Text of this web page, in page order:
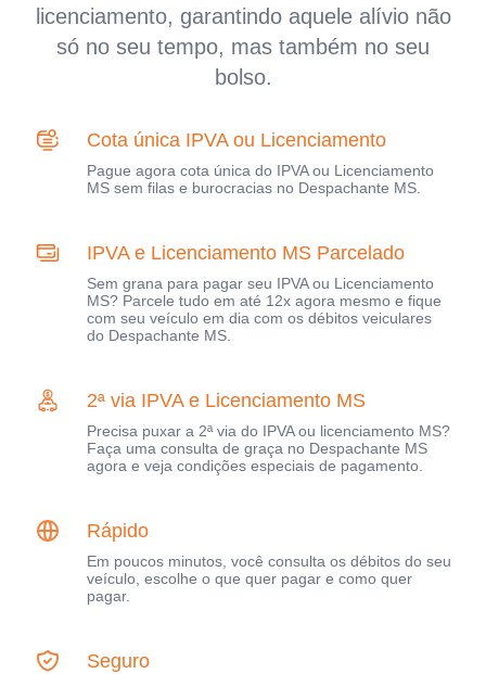
licenciamento, garantindo aquele alívio não
só no seu tempo, mas também no seu
bolso.
Cota única IPVA ou Licenciamento
Pague agora cota única do IPVA ou Licenciamento
MS sem filas e burocracias no Despachante MS.
IPVA e Licenciamento MS Parcelado
Sem grana para pagar seu IPVA ou Licenciamento
MS? Parcele tudo em até 12x agora mesmo e fique
com seu veículo em dia com os débitos veiculares
do Despachante MS.
2ª via IPVA e Licenciamento MS
Precisa puxar a 2ª via do IPVA ou licenciamento MS?
Faça uma consulta de graça no Despachante MS
agora e veja condições especiais de pagamento.
Rápido
Em poucos minutos, você consulta os débitos do seu
veículo, escolhe o que quer pagar e como quer
pagar.
Seguro